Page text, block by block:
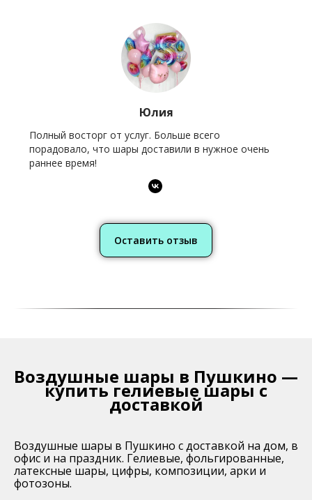
Юлия
Полный восторг от услуг. Больше всего
порадовало, что шары доставили в нужное очень
раннее время!
Оставить отзыв
Воздушные шары в Пушкино —
купить гелиевые шары с
доставкой
Воздушные шары в Пушкино с доставкой на дом, в
офис и на праздник. Гелиевые, фольгированные,
латексные шары, цифры, композиции, арки и
фотозоны.